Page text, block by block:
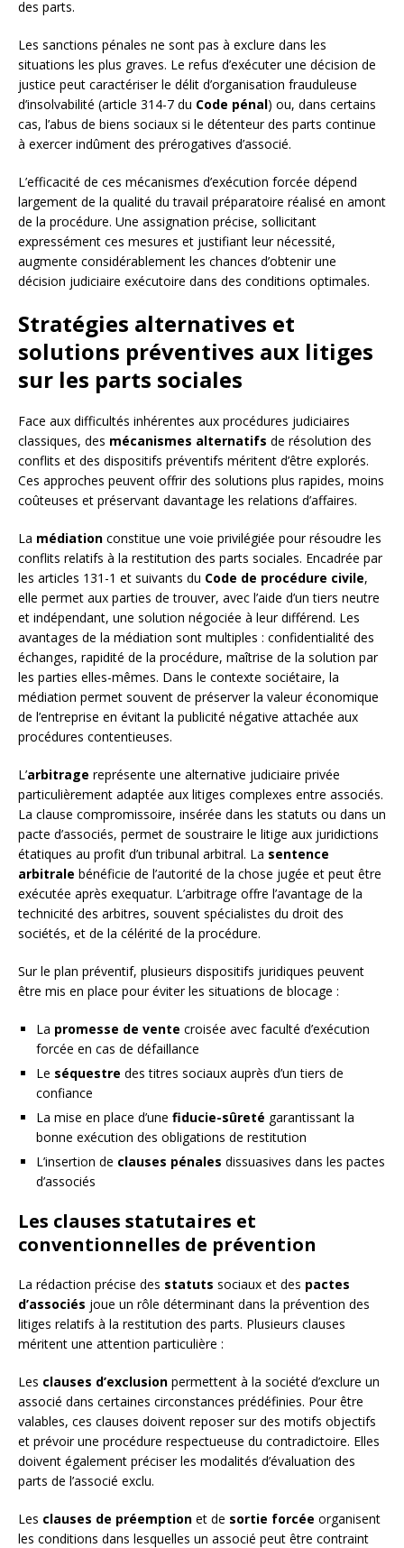
des parts.
Les sanctions pénales ne sont pas à exclure dans les
situations les plus graves. Le refus d’exécuter une décision de
justice peut caractériser le délit d’organisation frauduleuse
d’insolvabilité (article 314-7 du Code pénal) ou, dans certains
cas, l’abus de biens sociaux si le détenteur des parts continue
à exercer indûment des prérogatives d’associé.
L’efficacité de ces mécanismes d’exécution forcée dépend
largement de la qualité du travail préparatoire réalisé en amont
de la procédure. Une assignation précise, sollicitant
expressément ces mesures et justifiant leur nécessité,
augmente considérablement les chances d’obtenir une
décision judiciaire exécutoire dans des conditions optimales.
Stratégies alternatives et
solutions préventives aux litiges
sur les parts sociales
Face aux difficultés inhérentes aux procédures judiciaires
classiques, des mécanismes alternatifs de résolution des
conflits et des dispositifs préventifs méritent d’être explorés.
Ces approches peuvent offrir des solutions plus rapides, moins
coûteuses et préservant davantage les relations d’affaires.
La médiation constitue une voie privilégiée pour résoudre les
conflits relatifs à la restitution des parts sociales. Encadrée par
les articles 131-1 et suivants du Code de procédure civile,
elle permet aux parties de trouver, avec l’aide d’un tiers neutre
et indépendant, une solution négociée à leur différend. Les
avantages de la médiation sont multiples : confidentialité des
échanges, rapidité de la procédure, maîtrise de la solution par
les parties elles-mêmes. Dans le contexte sociétaire, la
médiation permet souvent de préserver la valeur économique
de l’entreprise en évitant la publicité négative attachée aux
procédures contentieuses.
L’arbitrage représente une alternative judiciaire privée
particulièrement adaptée aux litiges complexes entre associés.
La clause compromissoire, insérée dans les statuts ou dans un
pacte d’associés, permet de soustraire le litige aux juridictions
étatiques au profit d’un tribunal arbitral. La sentence
arbitrale bénéficie de l’autorité de la chose jugée et peut être
exécutée après exequatur. L’arbitrage offre l’avantage de la
technicité des arbitres, souvent spécialistes du droit des
sociétés, et de la célérité de la procédure.
Sur le plan préventif, plusieurs dispositifs juridiques peuvent
être mis en place pour éviter les situations de blocage :
La promesse de vente croisée avec faculté d’exécution
forcée en cas de défaillance
Le séquestre des titres sociaux auprès d’un tiers de
confiance
La mise en place d’une fiducie-sûreté garantissant la
bonne exécution des obligations de restitution
L’insertion de clauses pénales dissuasives dans les pactes
d’associés
Les clauses statutaires et
conventionnelles de prévention
La rédaction précise des statuts sociaux et des pactes
d’associés joue un rôle déterminant dans la prévention des
litiges relatifs à la restitution des parts. Plusieurs clauses
méritent une attention particulière :
Les clauses d’exclusion permettent à la société d’exclure un
associé dans certaines circonstances prédéfinies. Pour être
valables, ces clauses doivent reposer sur des motifs objectifs
et prévoir une procédure respectueuse du contradictoire. Elles
doivent également préciser les modalités d’évaluation des
parts de l’associé exclu.
Les clauses de préemption et de sortie forcée organisent
les conditions dans lesquelles un associé peut être contraint